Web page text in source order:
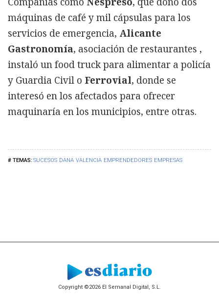
SUCESOS DANA VALENCIA EMPRENDEDORES EMPRESAS
máquinas de café y mil cápsulas para los
servicios de emergencia, Alicante
Gastronomía, asociación de restaurantes ,
instaló un food truck para alimentar a policía
y Guardia Civil o Ferrovial, donde se
interesó en los afectados para ofrecer
maquinaría en los municipios, entre otras.
Copyright ©2026 El Semanal Digital, S.L.